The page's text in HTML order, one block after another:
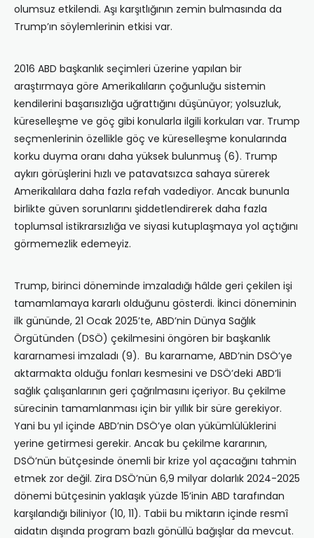
olumsuz etkilendi. Aşı karşıtlığının zemin bulmasında da
Trump’ın söylemlerinin etkisi var.
2016 ABD başkanlık seçimleri üzerine yapılan bir
araştırmaya göre Amerikalıların çoğunluğu sistemin
kendilerini başarısızlığa uğrattığını düşünüyor; yolsuzluk,
küreselleşme ve göç gibi konularla ilgili korkuları var. Trump
seçmenlerinin özellikle göç ve küreselleşme konularında
korku duyma oranı daha yüksek bulunmuş (6). Trump
aykırı görüşlerini hızlı ve patavatsızca sahaya sürerek
Amerikalılara daha fazla refah vadediyor. Ancak bununla
birlikte güven sorunlarını şiddetlendirerek daha fazla
toplumsal istikrarsızlığa ve siyasi kutuplaşmaya yol açtığını
görmemezlik edemeyiz.
Trump, birinci döneminde imzaladığı hâlde geri çekilen işi
tamamlamaya kararlı olduğunu gösterdi. İkinci döneminin
ilk gününde, 21 Ocak 2025’te, ABD’nin Dünya Sağlık
Örgütünden (DSÖ) çekilmesini öngören bir başkanlık
kararnamesi imzaladı (9). Bu kararname, ABD’nin DSÖ’ye
aktarmakta olduğu fonları kesmesini ve DSÖ’deki ABD’li
sağlık çalışanlarının geri çağrılmasını içeriyor. Bu çekilme
sürecinin tamamlanması için bir yıllık bir süre gerekiyor.
Yani bu yıl içinde ABD’nin DSÖ’ye olan yükümlülüklerini
yerine getirmesi gerekir. Ancak bu çekilme kararının,
DSÖ’nün bütçesinde önemli bir krize yol açacağını tahmin
etmek zor değil. Zira DSÖ’nün 6,9 milyar dolarlık 2024-2025
dönemi bütçesinin yaklaşık yüzde 15’inin ABD tarafından
karşılandığı biliniyor (10, 11). Tabii bu miktarın içinde resmî
aidatın dışında program bazlı gönüllü bağışlar da mevcut.